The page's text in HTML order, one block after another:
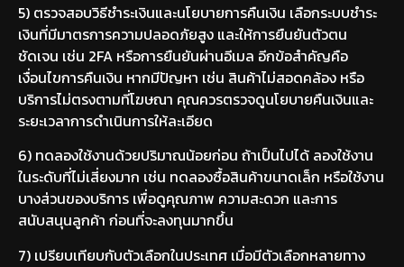
5) ตรวจสอบวิธีชำระเงินและนโยบายการคืนเงิน เลือกระบบชำระ
เงินที่มีมาตรการความปลอดภัยสูง และให้การยืนยันตัวตน
ชัดเจน เช่น 2FA หรือการยืนยันผ่านอีเมล อีกข้อสำคัญคือ
เงื่อนไขการคืนเงิน หากมีปัญหา เช่น สินค้าไม่สอดคล้อง หรือ
บริการไม่ตรงตามที่โฆษณา คุณควรตรวจดูนโยบายคืนเงินและ
ระยะเวลาการดำเนินการให้ละเอียด
6) ทดลองใช้งานด้วยปริมาณน้อยก่อน ถ้าเป็นไปได้ ลองใช้งาน
ในระดับที่ไม่เสี่ยงมาก เช่น ทดลองซื้อสินค้าขนาดเล็ก หรือใช้งาน
บางส่วนของบริการ เพื่อดูคุณภาพ ความสะดวก และการ
สนับสนุนลูกค้า ก่อนที่จะลงทุนมากขึ้น
7) เปรียบเทียบกับตัวเลือกในประเทศ เมื่อมีตัวเลือกหลายทาง